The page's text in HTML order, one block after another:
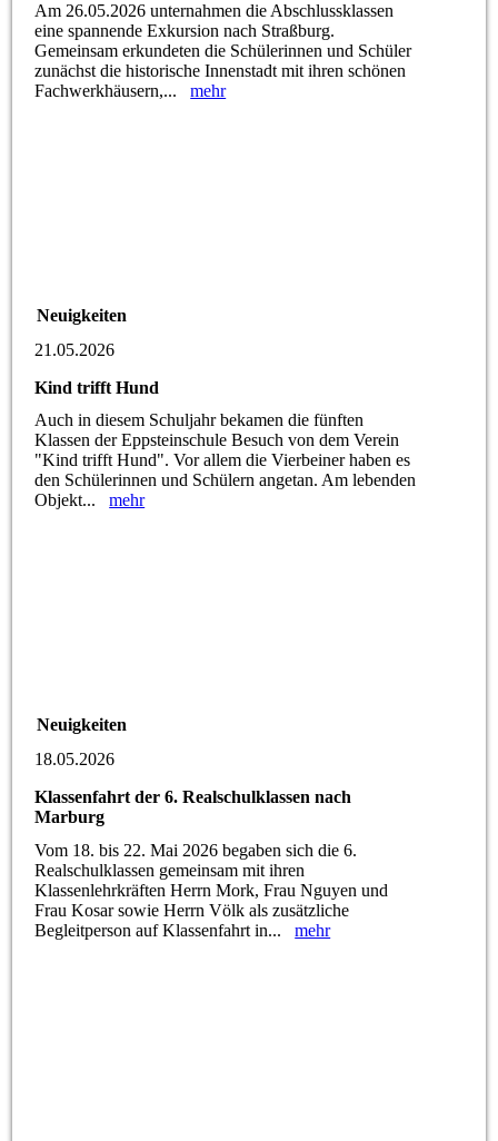
Am 26.05.2026 unternahmen die Abschlussklassen
eine spannende Exkursion nach Straßburg.
Gemeinsam erkundeten die Schülerinnen und Schüler
zunächst die historische Innenstadt mit ihren schönen
Fachwerkhäusern,...mehr
Neuigkeiten
21.05.2026
Kind trifft Hund
Auch in diesem Schuljahr bekamen die fünften
Klassen der Eppsteinschule Besuch von dem Verein
"Kind trifft Hund". Vor allem die Vierbeiner haben es
den Schülerinnen und Schülern angetan. Am lebenden
Objekt...mehr
Neuigkeiten
18.05.2026
Klassenfahrt der 6. Realschulklassen nach
Marburg
Vom 18. bis 22. Mai 2026 begaben sich die 6.
Realschulklassen gemeinsam mit ihren
Klassenlehrkräften Herrn Mork, Frau Nguyen und
Frau Kosar sowie Herrn Völk als zusätzliche
Begleitperson auf Klassenfahrt in...mehr